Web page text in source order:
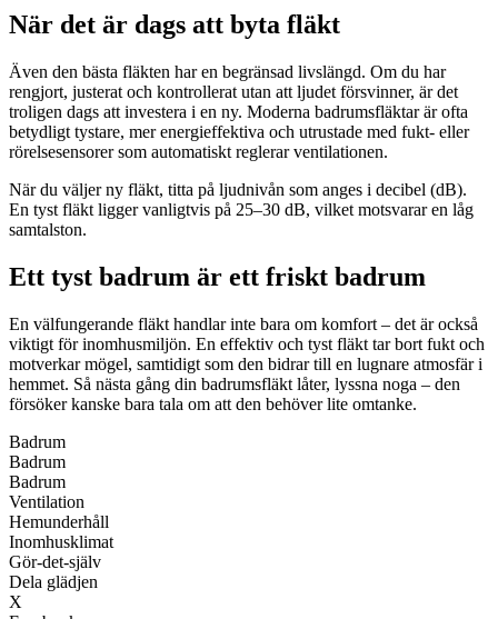
När det är dags att byta fläkt
Även den bästa fläkten har en begränsad livslängd. Om du har
rengjort, justerat och kontrollerat utan att ljudet försvinner, är det
troligen dags att investera i en ny. Moderna badrumsfläktar är ofta
betydligt tystare, mer energieffektiva och utrustade med fukt- eller
rörelsesensorer som automatiskt reglerar ventilationen.
När du väljer ny fläkt, titta på ljudnivån som anges i decibel (dB).
En tyst fläkt ligger vanligtvis på 25–30 dB, vilket motsvarar en låg
samtalston.
Ett tyst badrum är ett friskt badrum
En välfungerande fläkt handlar inte bara om komfort – det är också
viktigt för inomhusmiljön. En effektiv och tyst fläkt tar bort fukt och
motverkar mögel, samtidigt som den bidrar till en lugnare atmosfär i
hemmet. Så nästa gång din badrumsfläkt låter, lyssna noga – den
försöker kanske bara tala om att den behöver lite omtanke.
Badrum
Badrum
Badrum
Ventilation
Hemunderhåll
Inomhusklimat
Gör-det-själv
Dela glädjen
X